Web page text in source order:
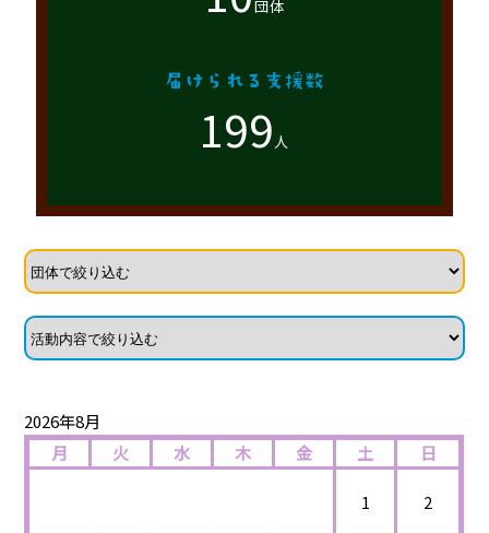
団体
199人
2026年8月
月
火 水 木 金 土 日
1 2